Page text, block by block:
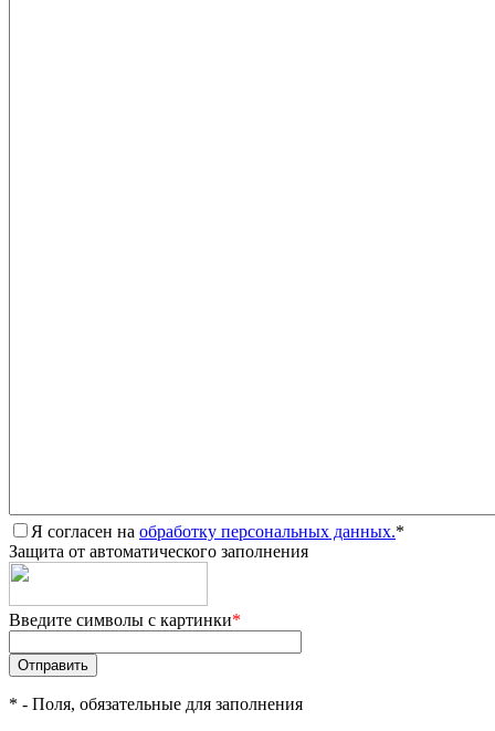
Я согласен на обработку персональных данных.*
Защита от автоматического заполнения
Введите символы с картинки*
* - Поля, обязательные для заполнения